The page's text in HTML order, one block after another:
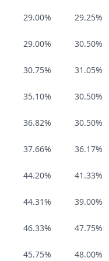
29.00% 29.25%
29.00% 30.50%
30.75% 31.05%
35.10% 30.50%
36.82% 30.50%
37.66% 36.17%
44.20% 41.33%
44.31% 39.00%
46.33% 47.75%
45.75% 48.00%